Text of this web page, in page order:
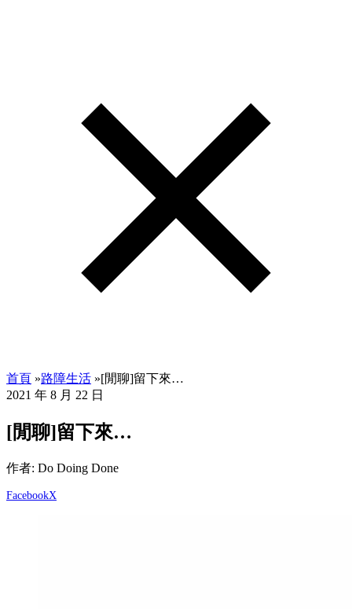
首頁 »路障生活 »[閒聊]留下來…
2021 年 8 月 22 日
[閒聊]留下來…
作者: Do Doing Done
FacebookX